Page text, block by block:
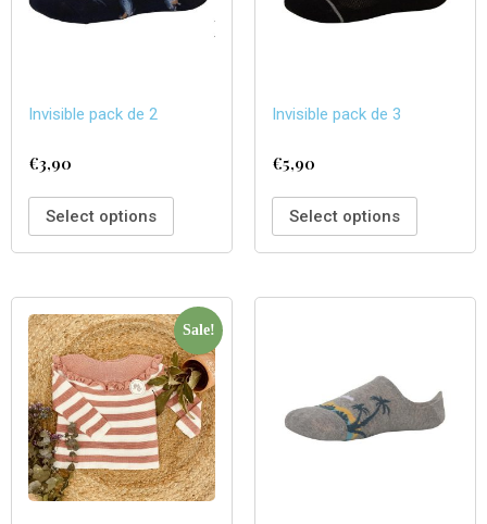
Invisible pack de 2
€3,90
Select options
Invisible pack de 3
€5,90
Select options
Sale!